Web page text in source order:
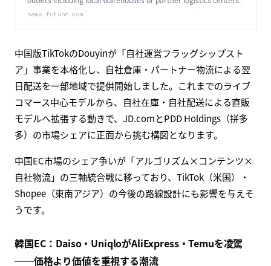
Douyin ventures into self-operated e-commerce
Douyin's self-operated flagship stores are shipped by its own
outlets including local warehouses or partner logistics centers.
中国版TikTokのDouyinが「自社運営フラッグシップスト
ア」事業を本格化し、自社倉庫・パートナー物流による翌
日配送を一部地域で提供開始しました。これまでのライブ
モデルへ拡張する動きで、JD.comとPDD Holdings（拼多